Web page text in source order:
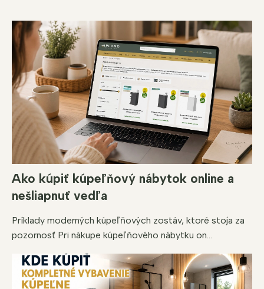
Ako kúpiť kúpeľňový nábytok online a
nešliapnuť vedľa
Príklady moderných kúpeľňových zostáv, ktoré stoja za
pozornosť Pri nákupe kúpeľňového nábytku on...